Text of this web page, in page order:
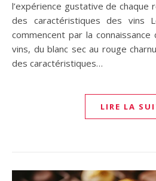
l’expérience gustative de chaque
des caractéristiques des vins
commencent par la
vins, du blanc sec au rouge
des caractéristiques…
LIRE LA